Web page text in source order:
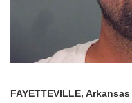
FAYETTEVILLE, Arkansas